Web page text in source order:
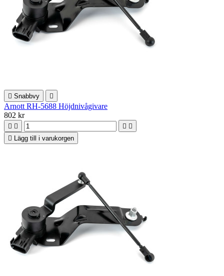
 Snabbvy 
Arnott RH-5688 Höjdnivågivare
802 kr
   

Lägg till i varukorgen